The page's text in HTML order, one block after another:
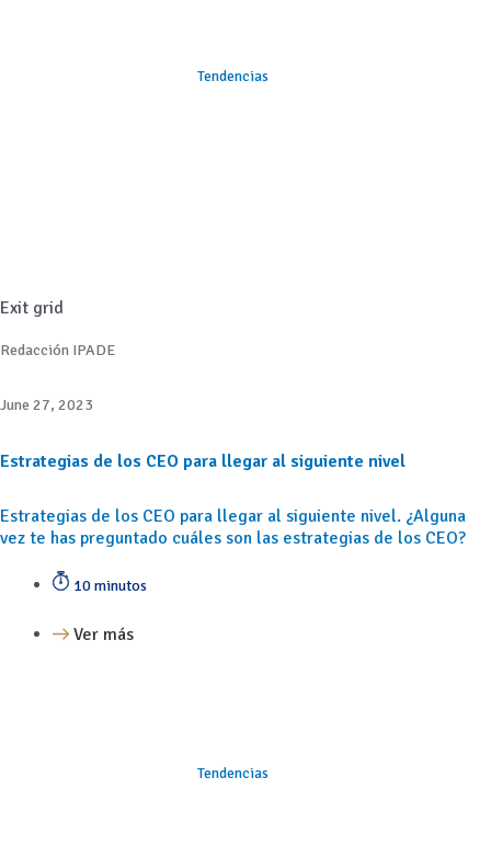
Tendencias
Exit grid
Redacción IPADE
June 27, 2023
Estrategias de los CEO para llegar al siguiente nivel
Estrategias de los CEO para llegar al siguiente nivel. ¿Alguna
vez te has preguntado cuáles son las estrategias de los CEO?
10 minutos
Ver más
Tendencias